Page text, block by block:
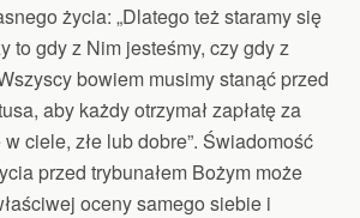
życia: „Dlatego też staramy się
to gdy z Nim jesteśmy, czy gdy z
bowiem musimy stanąć przed
aby każdy otrzymał zapłatę za
ciele, złe lub dobre”. Świadomość
przed trybunałem Bożym może
oceny samego siebie i